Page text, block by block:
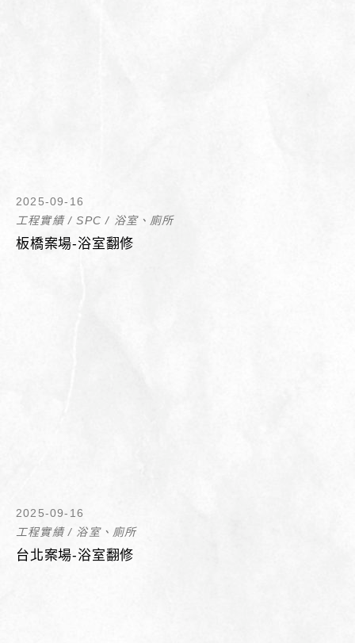
2025-09-16
工程實績/SPC / 浴室、廁所
板橋案場-浴室翻修
2025-09-16
工程實績/ 浴室、廁所
台北案場-浴室翻修